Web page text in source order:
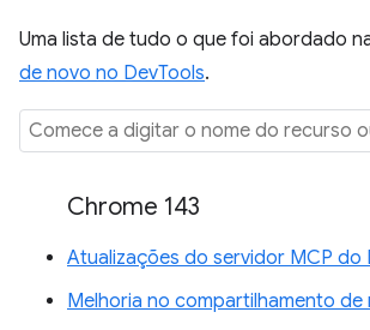
Uma lista de tudo o que foi abordado
de novo no DevTools.
Chrome 143
Atualizações do servidor MCP do
Melhoria no compartilhamento